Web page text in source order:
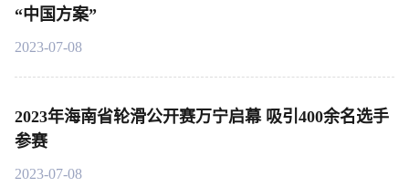
“中国方案”
2023-07-08
2023年海南省轮滑公开赛万宁启幕 吸引400余名选手
参赛
2023-07-08